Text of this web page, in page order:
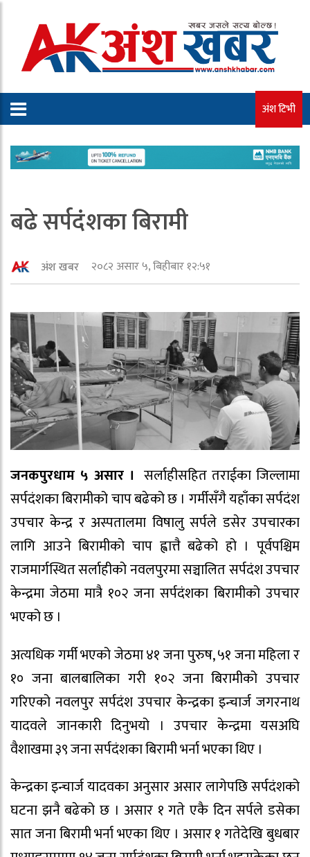
अंश टिभी
बढे सर्पदंशका बिरामी
अंश खबर २०८२ असार ५, बिहीबार १२:५१
जनकपुरधाम ५ असार । सर्लाहीसहित तराईका जिल्लामा
सर्पदंशका बिरामीको चाप बढेको छ । गर्मीसँगै यहाँका सर्पदंश
उपचार केन्द्र र अस्पतालमा विषालु सर्पले डसेर उपचारका
लागि आउने बिरामीको चाप ह्वात्तै बढेको हो । पूर्वपश्चिम
राजमार्गस्थित सर्लाहीको नवलपुरमा सञ्चालित सर्पदंश उपचार
केन्द्रमा जेठमा मात्रै १०२ जना सर्पदंशका बिरामीको उपचार
भएको छ ।
अत्यधिक गर्मी भएको जेठमा ४१ जना पुरुष, ५१ जना महिला र
१० जना बालबालिका गरी १०२ जना बिरामीको उपचार
गरिएको नवलपुर सर्पदंश उपचार केन्द्रका इन्चार्ज जगरनाथ
यादवले जानकारी दिनुभयो । उपचार केन्द्रमा यसअघि
वैशाखमा ३९ जना सर्पदंशका बिरामी भर्ना भएका थिए ।
केन्द्रका इन्चार्ज यादवका अनुसार असार लागेपछि सर्पदंशको
घटना झनै बढेको छ । असार १ गते एकै दिन सर्पले डसेका
सात जना बिरामी भर्ना भएका थिए । असार १ गतेदेखि बुधबार